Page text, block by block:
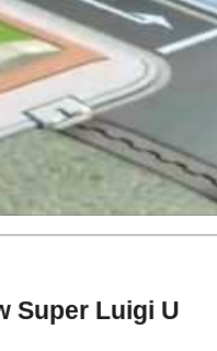
Super Luigi U